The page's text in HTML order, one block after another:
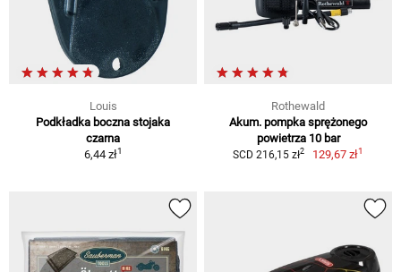
Louis
Podkładka boczna stojaka
czarna
6,44 zł1
Rothewald
Akum. pompka sprężonego
powietrza 10 bar
SCD 216,15 zł2 129,67 zł1